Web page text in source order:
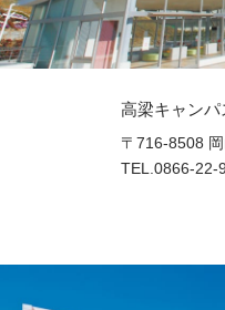
高梁キャンパ
〒716-8508
TEL.0866-22-